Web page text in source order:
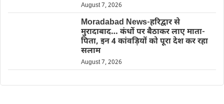
August 7, 2026
Moradabad News-हरिद्वार से
मुरादाबाद… कंधों पर बैठाकर लाए माता-
पिता, इन 4 कांवड़ियों को पूरा देश कर रहा
सलाम
August 7, 2026